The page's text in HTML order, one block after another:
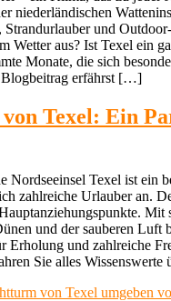
niederländischen
und
Wetter aus? Ist Texel ein
Monate, die sich
Blogbeitrag erfährst […]
Texel: Ein
Nordseeinsel Texel ist ein
zahlreiche Urlauber an.
Mit
und der sauberen Luft
Erholung und zahlreiche
Sie alles